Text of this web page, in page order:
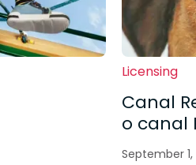
Licensing
Canal
o canal
September 1,